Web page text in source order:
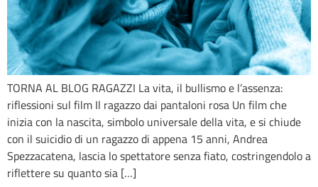
TORNA AL BLOG RAGAZZI La vita, il bullismo e l’assenza:
riflessioni sul film Il ragazzo dai pantaloni rosa Un film che
inizia con la nascita, simbolo universale della vita, e si chiude
con il suicidio di un ragazzo di appena 15 anni, Andrea
Spezzacatena, lascia lo spettatore senza fiato, costringendolo a
riflettere su quanto sia […]